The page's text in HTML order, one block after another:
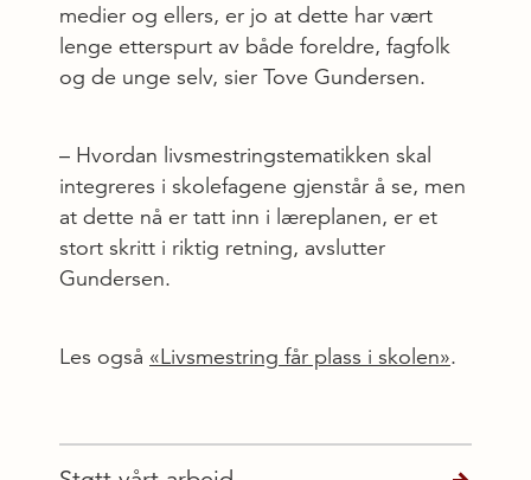
medier og ellers, er jo at dette har vært
lenge etterspurt av både foreldre, fagfolk
og de unge selv, sier Tove Gundersen.
– Hvordan livsmestringstematikken skal
integreres i skolefagene gjenstår å se, men
at dette nå er tatt inn i læreplanen, er et
stort skritt i riktig retning, avslutter
Gundersen.
Les også «Livsmestring får plass i skolen».